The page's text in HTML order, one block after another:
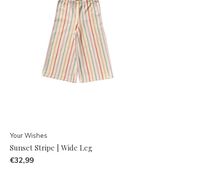
Your Wishes
Sunset Stripe | Wide Leg
€32,99